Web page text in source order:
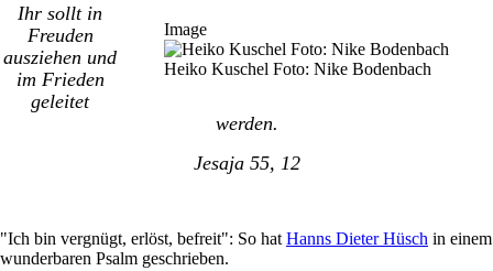
Image
Heiko Kuschel Foto: Nike Bodenbach
Ihr sollt in
Freuden
ausziehen und
im Frieden
geleitet
werden.
Jesaja 55, 12
"Ich bin vergnügt, erlöst, befreit": So hat Hanns Dieter Hüsch in einem
wunderbaren Psalm geschrieben.